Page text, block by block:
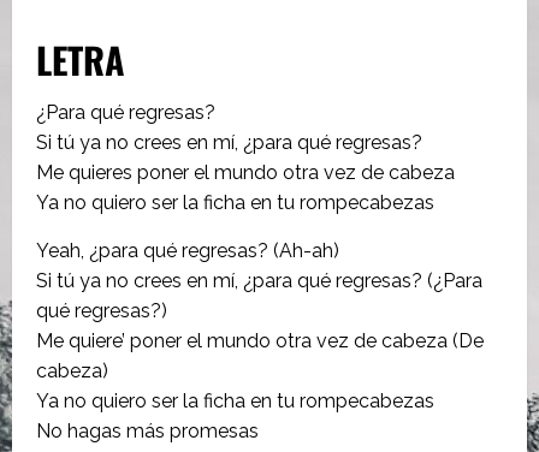
LETRA
¿Para qué regresas?
Si tú ya no crees en mí, ¿para qué regresas?
Me quieres poner el mundo otra vez de cabeza
Ya no quiero ser la ficha en tu rompecabezas
Yeah, ¿para qué regresas? (Ah-ah)
Si tú ya no crees en mí, ¿para qué regresas? (¿Para
qué regresas?)
Me quiere’ poner el mundo otra vez de cabeza (De
cabeza)
Ya no quiero ser la ficha en tu rompecabezas
No hagas más promesas